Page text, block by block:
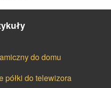
do domu
półki do telewizora